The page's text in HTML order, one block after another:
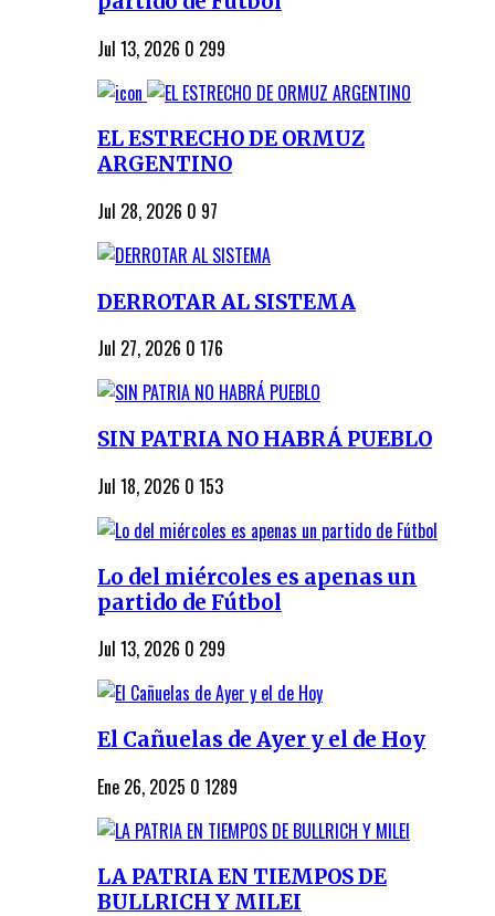
Jul 13, 2026 0 299
EL ESTRECHO DE ORMUZ
ARGENTINO
Jul 28, 2026 0 97
DERROTAR AL SISTEMA
Jul 27, 2026 0 176
SIN PATRIA NO HABRÁ PUEBLO
Jul 18, 2026 0 153
Lo del miércoles es apenas un
partido de Fútbol
Jul 13, 2026 0 299
El Cañuelas de Ayer y el de Hoy
Ene 26, 2025 0 1289
LA PATRIA EN TIEMPOS DE
BULLRICH Y MILEI